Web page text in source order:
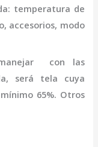
temperatura de
accesorios, modo
con las
será tela cuya
65%. Otros